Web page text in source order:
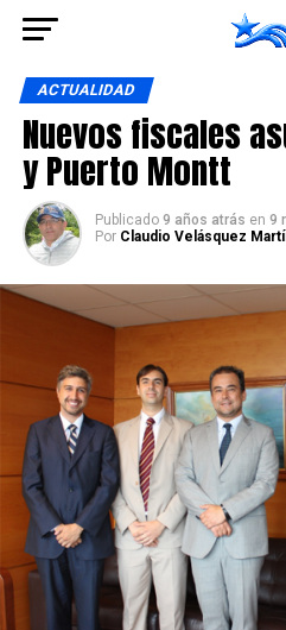
ACTUALIDAD
Nuevos fiscales
y Puerto Montt
Publicado 9 años atrás en 9
Por Claudio Velásquez
Ir a la